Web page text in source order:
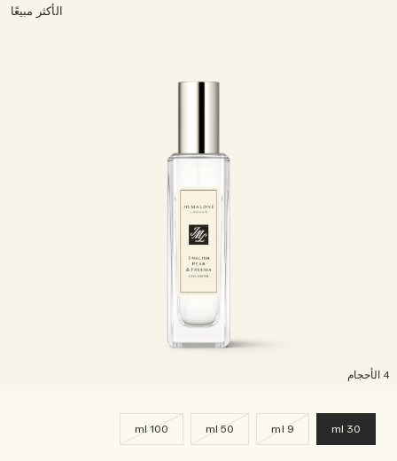
الأكثر مبيعًا
30 ml
50 ml
100 ml